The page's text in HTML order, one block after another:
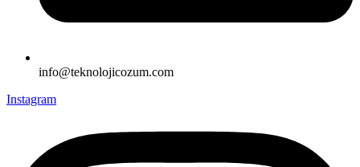
info@teknolojicozum.com
Instagram